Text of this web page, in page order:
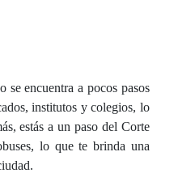
se encuentra a pocos pasos
institutos y colegios, lo
estás a un paso del Corte
lo que te brinda una